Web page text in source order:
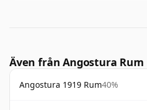
Även från Angostura Rum
Angostura 1919 Rum40%